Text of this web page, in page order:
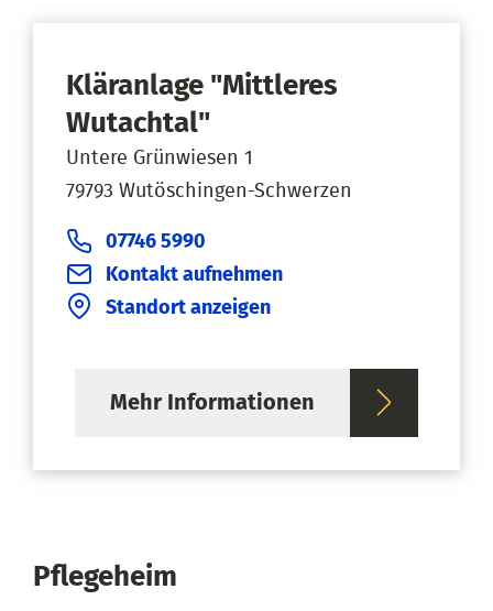
Kläranlage "Mittleres
Wutachtal"
Untere Grünwiesen 1
79793 Wutöschingen-Schwerzen
07746 5990
Kontakt aufnehmen
Standort anzeigen
Mehr Informationen
Pflegeheim